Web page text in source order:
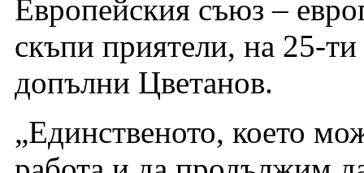
Европейския съюз –
скъпи приятели, на 25-
допълни Цветанов.
„Единственото, което